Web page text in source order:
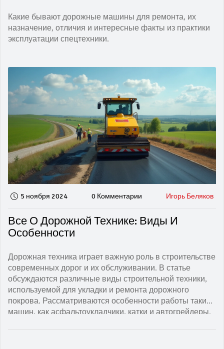
Какие бывают дорожные машины для ремонта, их
назначение, отличия и интересные факты из практики
эксплуатации спецтехники.
5 ноября 2024 0 Комментарии Игорь Беляков
Все О Дорожной Технике: Виды И
Особенности
Дорожная техника играет важную роль в строительстве
современных дорог и их обслуживании. В статье
обсуждаются различные виды строительной техники,
используемой для укладки и ремонта дорожного
покрова. Рассматриваются особенности работы таких
машин, как асфальтоукладчики, катки и автогрейдеры.